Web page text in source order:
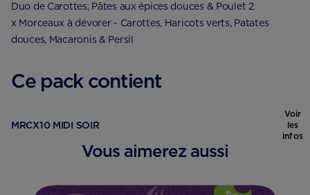
Duo de Carottes, Pâtes aux épices douces & Poulet 2
x Morceaux à dévorer - Carottes, Haricots verts, Patates
douces, Macaronis & Persil
Ce pack contient
MRCX10 MIDI SOIR
Voir
les
infos
Vous aimerez aussi